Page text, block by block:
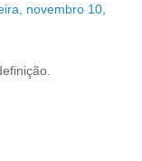
novembro 10,